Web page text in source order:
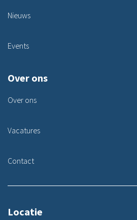
Nieuws
Events
Over ons
Over ons
Vacatures
Contact
Locatie